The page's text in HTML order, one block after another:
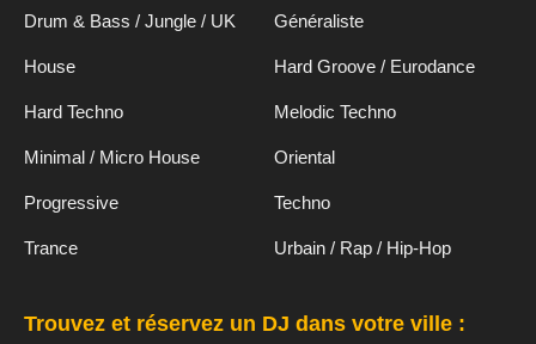
Drum & Bass / Jungle / UK Généraliste
House Hard Groove / Eurodance
Hard Techno Melodic Techno
Minimal / Micro House Oriental
Progressive Techno
Trance Urbain / Rap / Hip-Hop
Trouvez et réservez un DJ dans votre ville :